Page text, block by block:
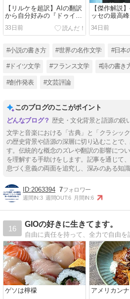
【リルケを超訳】AIの翻訳
から自分好みの『ドゥイノ
の悲歌』第一の悲歌を創っ
た
33日前
【傑作解説
ッセの最高
戯』を読み
合という究極
34日前
#小説の書き方 #世界の名作文学 #日本
#ドイツ文学 #フランス文学 #詩の書き
#創作発表 #文芸評論
このブログのここがポイント
歴史・文化背景と語源の鋭
文学と音楽における「古典」と「クラシッ
の歴史背景や語源の深層に切り込むことで
す。伝統的な概念のズレや翻訳の影響につ
を理解する手助けをします。記事を通じて
息づく意義の両面を追究し、深みのある知
2063394 7
週間IN:3 週間OUT:6 月間IN:6
16
GIOの好きに生きてます。
自由に責任を持って、全力で自由を
ゲソは檸檬 アメリカン